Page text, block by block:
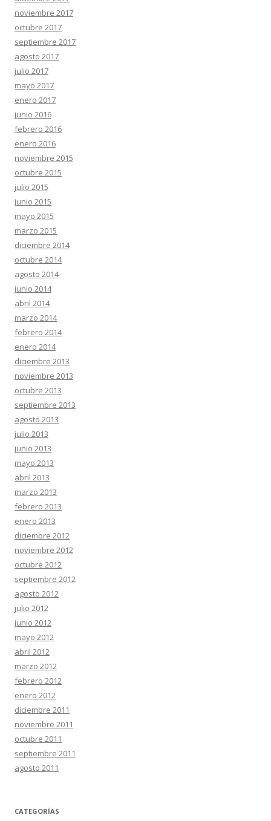
noviembre 2017
octubre 2017
septiembre 2017
agosto 2017
julio 2017
mayo 2017
enero 2017
junio 2016
febrero 2016
enero 2016
noviembre 2015
octubre 2015
julio 2015
junio 2015
mayo 2015
marzo 2015
diciembre 2014
octubre 2014
agosto 2014
junio 2014
abril 2014
marzo 2014
febrero 2014
enero 2014
diciembre 2013
noviembre 2013
octubre 2013
septiembre 2013
agosto 2013
julio 2013
junio 2013
mayo 2013
abril 2013
marzo 2013
febrero 2013
enero 2013
diciembre 2012
noviembre 2012
octubre 2012
septiembre 2012
agosto 2012
julio 2012
junio 2012
mayo 2012
abril 2012
marzo 2012
febrero 2012
enero 2012
diciembre 2011
noviembre 2011
octubre 2011
septiembre 2011
agosto 2011
CATEGORÍAS